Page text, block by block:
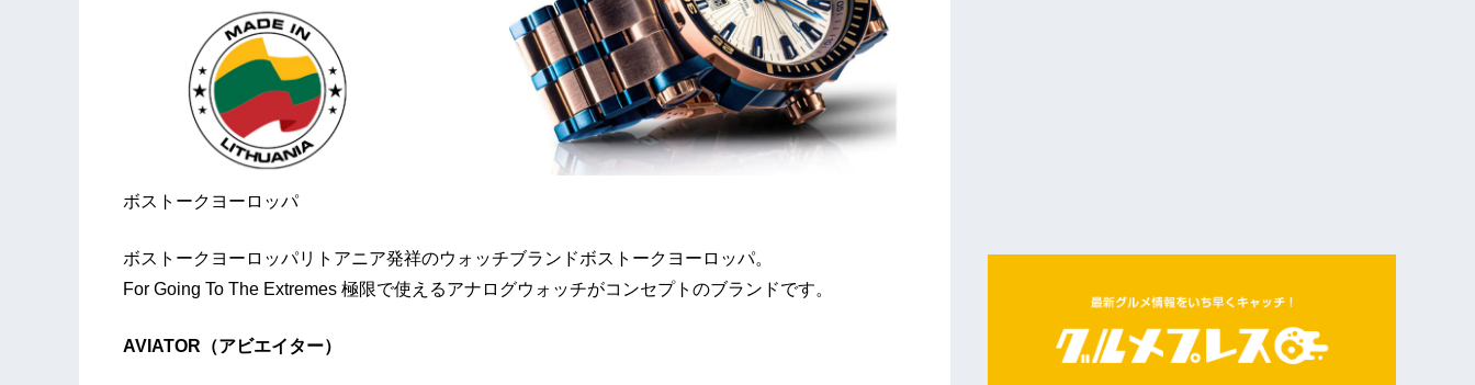
ボストークヨーロッパ
ボストークヨーロッパリトアニア発祥のウォッチブランドボストークヨーロッパ。
For Going To The Extremes 極限で使えるアナログウォッチがコンセプトのブランドです。
AVIATOR（アビエイター）